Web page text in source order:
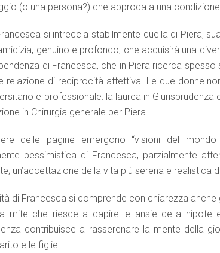
(o una persona?) che approda a una
si intreccia stabilmente quella di Piera,
genuino e profondo, che acquisirà una
di Francesca, che in Piera ricerca
relazione di reciprocità affettiva. Le due donne
e professionale: la laurea in
in Chirurgia generale per Piera.
delle pagine emergono “visioni del
pessimistica di Francesca, parzialmente
un’accettazione della vita più serena e realistica
di Francesca si comprende con chiarezza
mite che riesce a capire le ansie della nipote
contribuisce a rasserenare la mente della
e le figlie.